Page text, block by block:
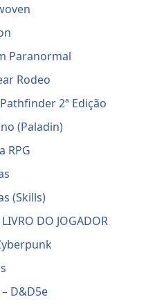
Paranormal
Rodeo
2ª Edição
(Paladin)
RPG
(Skills)
DO JOGADOR
– D&D5e